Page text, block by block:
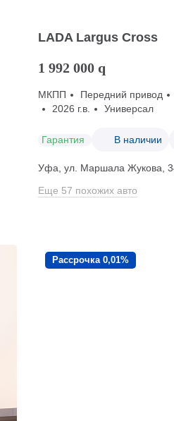
LADA Largus Cross
1 992 000 q
МКПП Передний привод
2026 г.в.
Универсал
Гарантия В наличии
Уфа, ул. Маршала Жукова,
Еще 57 похожих авто
Рассрочка 0,01%